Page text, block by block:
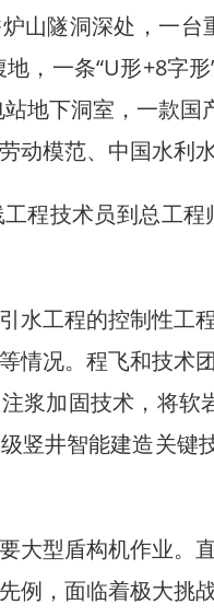
隧洞深处，一台
，一条“U形+8字
地下洞室，一款
动模范、中国水利
技术员到总工程
工程的控制性工程
情况。程飞和技术
浆加固技术，将软
竖井智能建造关键
型盾构机作业。直
例，面临着极大挑